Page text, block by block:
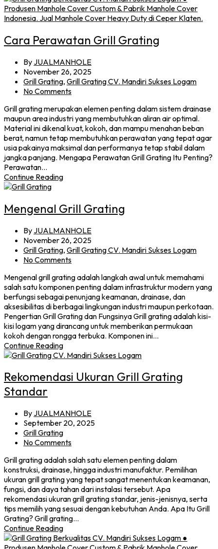
Cara Perawatan Grill Grating
By JUALMANHOLE
November 26, 2025
Grill Grating, Grill Grating CV. Mandiri Sukses Logam
No Comments
Grill grating merupakan elemen penting dalam sistem drainase
maupun area industri yang membutuhkan aliran air optimal.
Material ini dikenal kuat, kokoh, dan mampu menahan beban
berat, namun tetap membutuhkan perawatan yang tepat agar
usia pakainya maksimal dan performanya tetap stabil dalam
jangka panjang. Mengapa Perawatan Grill Grating Itu Penting?
Perawatan…
Continue Reading
Mengenal Grill Grating
By JUALMANHOLE
November 26, 2025
Grill Grating, Grill Grating CV. Mandiri Sukses Logam
No Comments
Mengenal grill grating adalah langkah awal untuk memahami
salah satu komponen penting dalam infrastruktur modern yang
berfungsi sebagai penunjang keamanan, drainase, dan
aksesibilitas di berbagai lingkungan industri maupun perkotaan.
Pengertian Grill Grating dan Fungsinya Grill grating adalah kisi-
kisi logam yang dirancang untuk memberikan permukaan
kokoh dengan rongga terbuka. Komponen ini…
Continue Reading
Rekomendasi Ukuran Grill Grating
Standar
By JUALMANHOLE
September 20, 2025
Grill Grating
No Comments
Grill grating adalah salah satu elemen penting dalam
konstruksi, drainase, hingga industri manufaktur. Pemilihan
ukuran grill grating yang tepat sangat menentukan keamanan,
fungsi, dan daya tahan dari instalasi tersebut. Apa
rekomendasi ukuran grill grating standar, jenis-jenisnya, serta
tips memilih yang sesuai dengan kebutuhan Anda. Apa Itu Grill
Grating? Grill grating…
Continue Reading